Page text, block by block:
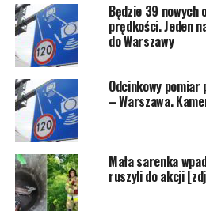
Będzie 39 nowych
prędkości. Jeden
do Warszawy
Odcinkowy
– Warszawa.
Mała sarenka
ruszyli do akcji